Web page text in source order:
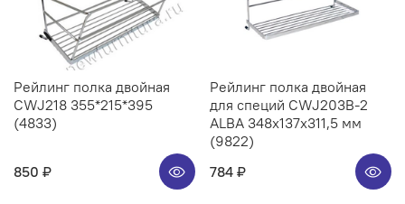
Рейлинг полка двойная
CWJ218 355*215*395
(4833)
850 ₽
Рейлинг полка двойная
для специй CWJ203B-2
ALBA 348x137x311,5 мм
(9822)
784 ₽